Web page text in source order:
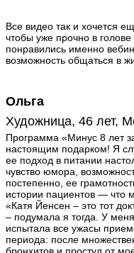
Все видео так и хочется
чтобы уже прочно в
понравились именно
возможность общаться в
Ольга
Художница, 46 лет,
Программа «Минус 8 лет
настоящим подарком! Я
ее подход в питании
чувство юмора,
постепенно, ее
истории пациентов — что
«Катя Йенсен – это тот
– подумала я тогда. У
испытала все ужасы
периода: после